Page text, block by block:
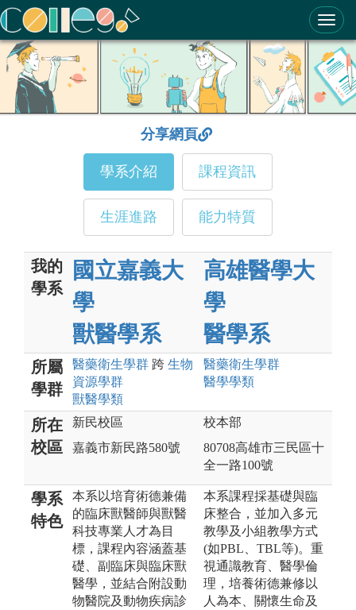
ColleGo! 大學選才與高中育才輔助系統
分享網頁
學系介紹 課程資訊
生涯進路 能力特質
我的
學系
國立嘉義大
學
獸醫學系
高雄醫學大
學
醫學系
所屬
學群
醫藥衛生學群 跨 生物
資源學群
獸醫學類
醫藥衛生學群
醫學學類
所在
校區
新民校區
嘉義市新民路580號
校本部
80708高雄市三民區十
全一路100號
學系
特色
本系以培育術德兼備
的臨床獸醫師與獸醫
科技專業人才為目
標，課程內容涵蓋基
礎、副臨床與臨床獸
醫學，並結合附設動
物醫院及動物疾病診
本系課程採基礎與臨
床整合，並加入多元
教學及小組教學方式
(如PBL、TBL等)。重
視通識教育、醫學倫
理，培養術德兼修以
人為本、關懷生命及